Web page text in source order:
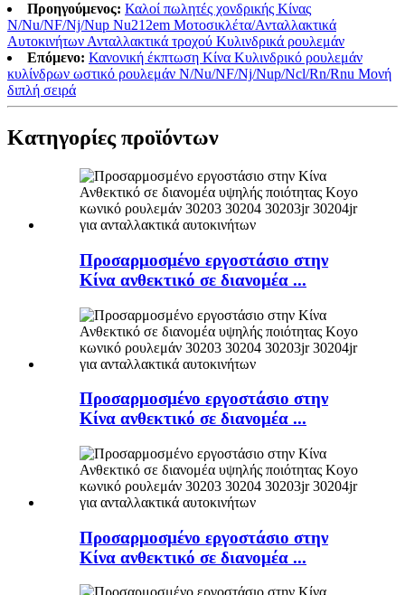
Προηγούμενος: Καλοί πωλητές χονδρικής Κίνας
N/Nu/NF/Nj/Nup Nu212em Μοτοσικλέτα/Ανταλλακτικά
Αυτοκινήτων Ανταλλακτικά τροχού Κυλινδρικά ρουλεμάν
Επόμενο: Κανονική έκπτωση Κίνα Κυλινδρικό ρουλεμάν
κυλίνδρων ωστικό ρουλεμάν N/Nu/NF/Nj/Nup/Ncl/Rn/Rnu Μονή
διπλή σειρά
Κατηγορίες προϊόντων
Προσαρμοσμένο εργοστάσιο στην
Κίνα ανθεκτικό σε διανομέα ...
Προσαρμοσμένο εργοστάσιο στην
Κίνα ανθεκτικό σε διανομέα ...
Προσαρμοσμένο εργοστάσιο στην
Κίνα ανθεκτικό σε διανομέα ...